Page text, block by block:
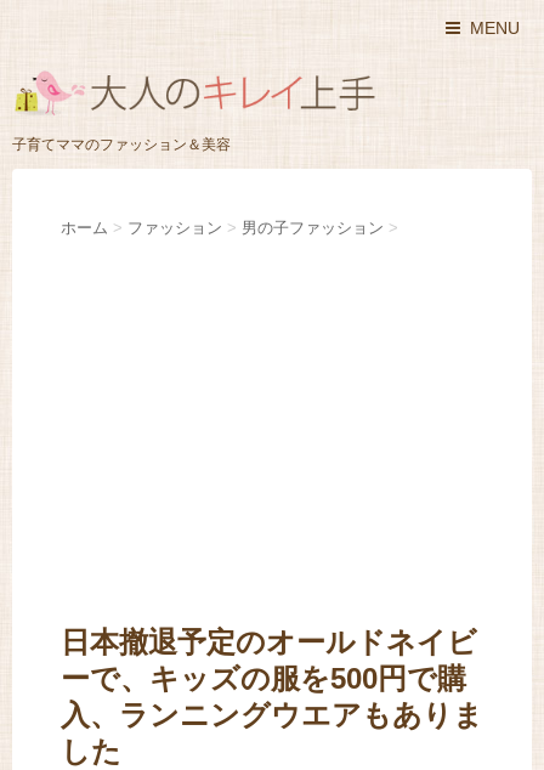
MENU
子育てママのファッション＆美容
ホーム > ファッション > 男の子ファッション >
日本撤退予定のオールドネイビ
ーで、キッズの服を500円で購
入、ランニングウエアもありま
した